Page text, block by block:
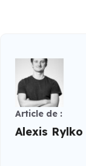
Article de :
Alexis Rylko